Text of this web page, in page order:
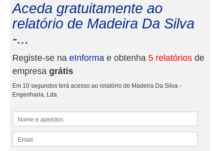
Aceda gratuitamente ao
relatório de Madeira Da Silva
-...
Registe-se na eInforma e obtenha 5 relatórios de
empresa grátis
Em 10 segundos terá acesso ao relatório de Madeira Da Silva -
Engenharia, Lda